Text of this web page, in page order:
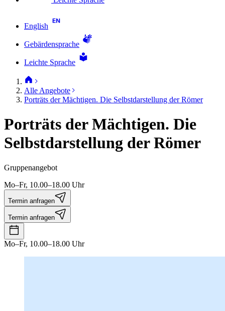
English
Gebärdensprache
Leichte Sprache
Alle Angebote
Porträts der Mächtigen. Die Selbstdarstellung der Römer
Porträts der Mächtigen. Die
Selbstdarstellung der Römer
Gruppenangebot
Mo–Fr, 10.00–18.00 Uhr
Termin anfragen
Termin anfragen
Mo–Fr, 10.00–18.00 Uhr